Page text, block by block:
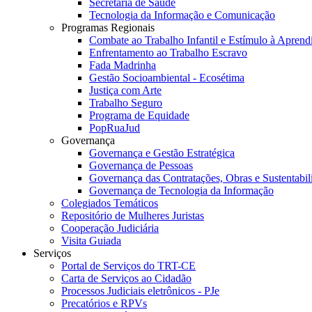
Secretaria de Saúde
Tecnologia da Informação e Comunicação
Programas Regionais
Combate ao Trabalho Infantil e Estímulo à
Enfrentamento ao Trabalho Escravo
Fada Madrinha
Gestão Socioambiental - Ecosétima
Justiça com Arte
Trabalho Seguro
Programa de Equidade
PopRuaJud
Governança
Governança e Gestão Estratégica
Governança de Pessoas
Governança das Contratações, Obras e
Governança de Tecnologia da Informação
Colegiados Temáticos
Repositório de Mulheres Juristas
Cooperação Judiciária
Visita Guiada
Serviços
Portal de Serviços do TRT-CE
Carta de Serviços ao Cidadão
Processos Judiciais eletrônicos - PJe
Precatórios e RPVs